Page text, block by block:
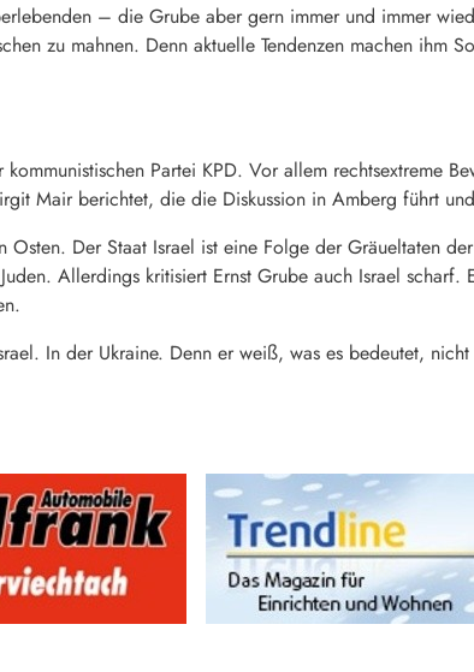
– die Grube aber gern immer und immer
zu mahnen. Denn aktuelle Tendenzen machen ihm
Partei KPD. Vor allem rechtsextreme
Mair berichtet, die die Diskussion in Amberg führt
Der Staat Israel ist eine Folge der Gräueltaten
Allerdings kritisiert Ernst Grube auch Israel scharf.
In der Ukraine. Denn er weiß, was es bedeutet,